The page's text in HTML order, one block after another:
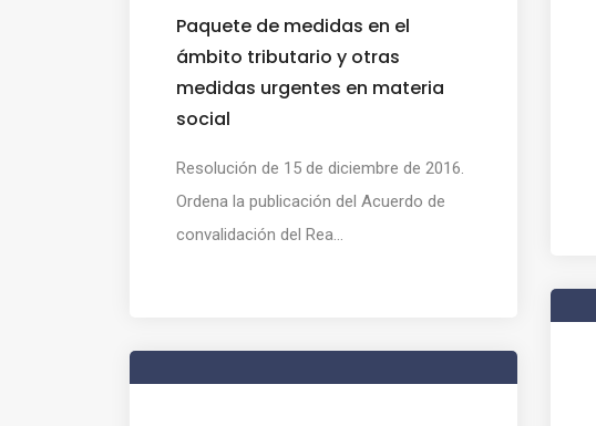
Paquete de medidas en el
ámbito tributario y otras
medidas urgentes en materia
social
Resolución de 15 de diciembre de 2016.
Ordena la publicación del Acuerdo de
convalidación del Rea...